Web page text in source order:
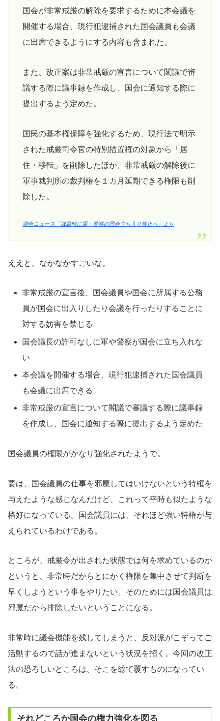
国会が非常戒厳の解除を要求するために本会議を
開催する場合、現行犯逮捕された国会議員も会議
に出席できるようにする内容も含まれた。
また、改正案は非常戒厳の宣言について閣議で審
議する際に議事録を作成し、国会に通知する際に
提出するよう定めた。
国民の基本権保障を強化するため、現行法で明示
された戒厳司令官の特別措置権の対象から「居
住・移転」を削除したほか、非常戒厳の解除後に
軍事裁判所の裁判権を１カ月延期できる権限も削
除した。
聯合ニュース「戒厳時に軍・警察の国会立ち入り禁止へ」より
ええと、なかなかすごいな。
非常戒厳の宣言後、国会議員や国会に所属する公務
員が国会に出入りしたり会議を行ったりすることに
対する妨害を禁じる
国会議長の許可なしに軍や警察が国会に立ち入れな
い
本会議を開催する場合、現行犯逮捕された国会議員
も会議に出席できる
非常戒厳の宣言について閣議で審議する際に議事録
を作成し、国会に通知する際に提出するよう定めた
国会議員の権限がかなり強化されたようで。
要は、国会議員の仕事を邪魔してはいけないという特権を
与えたような感じなんだけど、これって平時も似たような
格好になっている。国会議員には、それほど強い特権が与
えられているわけである。
ところが、戒厳令が出された状態では何を求めているのか
というと、非常時だからとにかく権限を集中させて判断を
早くしようという事をやりたい。そのためには国会議員は
邪魔だから排除したいということになる。
非常時に議会機能を残してしまうと、反対派がこぞってご
活動するので話が進まないという状況を招く。今回の改正
法の恐ろしいところは、そこを総て覆すものになってい
る。
それどころか国会の権力強化を図る